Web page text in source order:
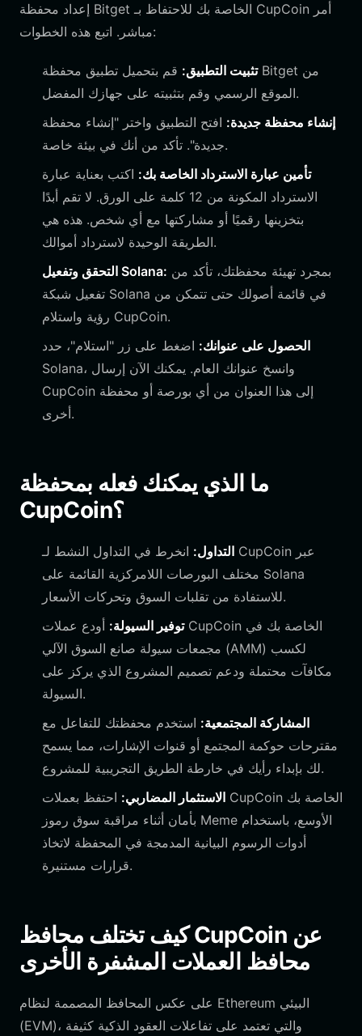
إعداد محفظة Bitget الخاصة بك للاحتفاظ بـ CupCoin أمر
مباشر. اتبع هذه الخطوات:
تثبيت التطبيق: قم بتحميل تطبيق محفظة Bitget من
الموقع الرسمي وقم بتثبيته على جهازك المفضل.
إنشاء محفظة جديدة: افتح التطبيق واختر "إنشاء محفظة
جديدة". تأكد من أنك في بيئة خاصة.
تأمين عبارة الاسترداد الخاصة بك: اكتب بعناية عبارة
الاسترداد المكونة من 12 كلمة على الورق. لا تقم أبدًا
بتخزينها رقميًا أو مشاركتها مع أي شخص. هذه هي
الطريقة الوحيدة لاسترداد أموالك.
التحقق وتفعيل Solana:
تفعيل شبكة Solana في قائمة أصولك حتى تتمكن من
رؤية واستلام CupCoin.
الحصول على عنوانك: اضغط على زر "استلام"، حدد
Solana، وانسخ عنوانك العام. يمكنك الآن إرسال
CupCoin إلى هذا العنوان من أي بورصة أو محفظة
أخرى.
ما الذي يمكنك فعله بمحفظة
CupCoin؟
التداول: انخرط في التداول النشط لـ CupCoin عبر
مختلف البورصات اللامركزية القائمة على Solana
للاستفادة من تقلبات السوق وتحركات الأسعار.
توفير السيولة: أودع عملات CupCoin الخاصة بك في
مجمعات سيولة صانع السوق الآلي (AMM) لكسب
مكافآت محتملة ودعم تصميم المشروع الذي يركز على
السيولة.
المشاركة المجتمعية: استخدم محفظتك للتفاعل مع
مقترحات حوكمة المجتمع أو قنوات الإشارات، مما يسمح
لك بإبداء رأيك في خارطة الطريق التجريبية للمشروع.
الاستثمار المضاربي: احتفظ بعملات CupCoin الخاصة بك
بأمان أثناء مراقبة سوق رموز Meme الأوسع، باستخدام
أدوات الرسوم البيانية المدمجة في المحفظة لاتخاذ
قرارات مستنيرة.
كيف تختلف محافظ CupCoin عن
محافظ العملات المشفرة الأخرى
على عكس المحافظ المصممة لنظام Ethereum البيئي
(EVM)، والتي تعتمد على تفاعلات العقود الذكية كثيفة